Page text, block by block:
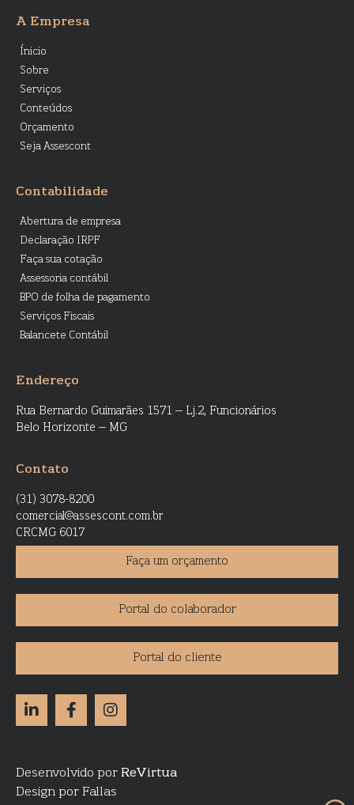
A Empresa
Ínicio
Sobre
Serviços
Conteúdos
Orçamento
Seja Assescont
Contabilidade
Abertura de empresa
Declaração IRPF
Faça sua cotação
Assessoria contábil
BPO de folha de pagamento
Serviços Fiscais
Balancete Contábil
Endereço
Rua Bernardo Guimarães 1571 – Lj.2, Funcionários
Belo Horizonte – MG
Contato
(31) 3078-8200
comercial@assescont.com.br
CRCMG 6017
Faça um orçamento
Portal do colaborador
Portal do cliente
Desenvolvido por ReVirtua
Design por Fallas